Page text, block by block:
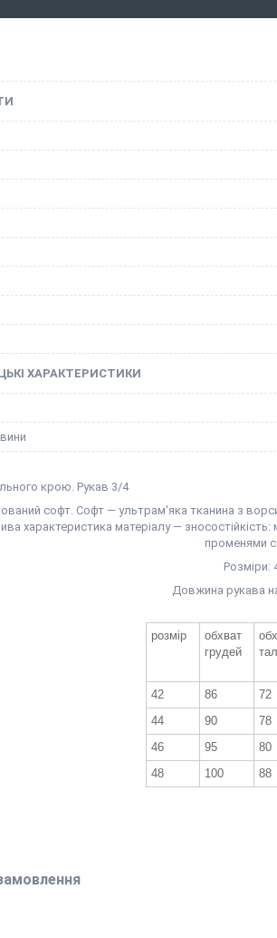
ХАРАКТЕРИСТИКИ
крою. Рукав 3/4
софт. Софт — ультрам'яка тканина з
характеристика матеріалу —
променями
Розміри:
Довжина рукава
розмір
обхват
грудей
42
86 72
44
90 78
46
95 80
48
100 88